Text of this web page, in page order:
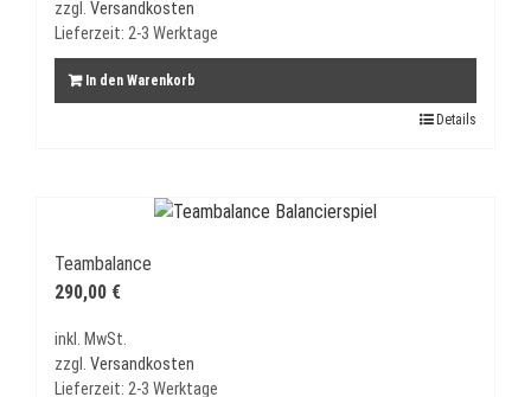
zzgl. Versandkosten
Lieferzeit: 2-3 Werktage
In den Warenkorb
Details
Teambalance
290,00 €
inkl. MwSt.
zzgl. Versandkosten
Lieferzeit: 2-3 Werktage